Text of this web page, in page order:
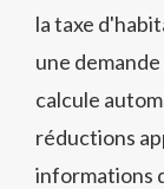
la taxe
une
calcule
réductions
informations